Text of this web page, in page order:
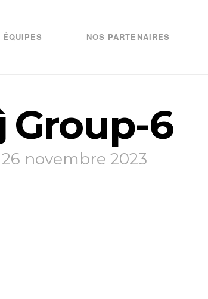
ÉQUIPES NOS PARTENAIRES
Group-6
26 novembre 2023